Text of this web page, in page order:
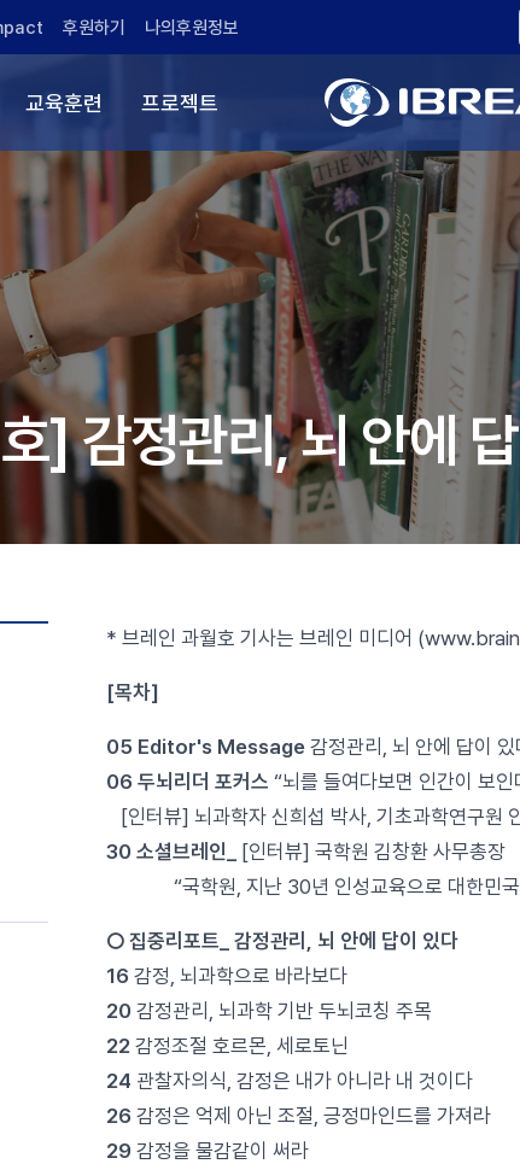
후원하기 나의후원정보
교육훈련 프로젝트
] 감정관리, 뇌 안에
* 브레인 과월호 기사는 브레인 미디어
[목차]
05 Editor's Message 감정관리, 뇌 안에 답이 있
06 두뇌리더 포커스 “뇌를 들여다보면 인간이 보인
[인터뷰] 뇌과학자 신희섭 박사, 기초과학연구원
30 소셜브레인_
[인터뷰] 국학원 김창환 사무총장
“국학원, 지난 30년 인성교육으로 대한민국
○ 집중리포트_ 감정관리, 뇌 안에 답이 있다
16 감정, 뇌과학으로 바라보다
20 감정관리, 뇌과학 기반 두뇌코칭 주목
22 감정조절 호르몬, 세로토닌
24 관찰자의식, 감정은 내가 아니라 내 것이다
26 감정은 억제 아닌 조절, 긍정마인드를 가져라
29 감정을 물감같이 써라